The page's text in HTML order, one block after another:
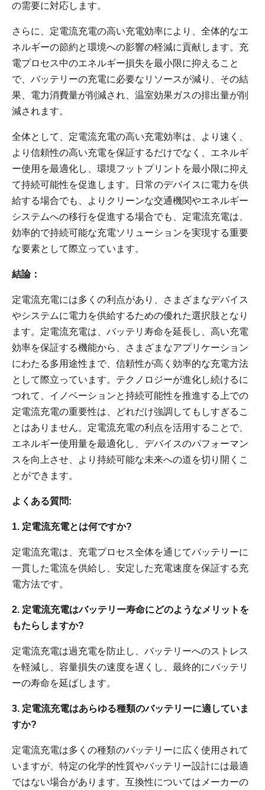
の需要に対応します。
さらに、定電流充電の高い充電効率により、全体的なエ
ネルギーの節約と環境への影響の軽減に貢献します。充
電プロセス中のエネルギー損失を最小限に抑えること
で、バッテリーの充電に必要なリソースが減り、その結
果、電力消費量が削減され、温室効果ガスの排出量が削
減されます。
全体として、定電流充電の高い充電効率は、より速く、
より信頼性の高い充電を保証するだけでなく、エネルギ
ー使用を最適化し、環境フットプリントを最小限に抑え
て持続可能性を促進します。日常のデバイスに電力を供
給する場合でも、よりクリーンな交通機関やエネルギー
システムへの移行を促進する場合でも、定電流充電は、
効率的で持続可能な充電ソリューションを実現する重要
な要素として際立っています。
結論：
定電流充電には多くの利点があり、さまざまなデバイス
やシステムに電力を供給するための優れた選択肢となり
ます。定電流充電は、バッテリ寿命を延長し、高い充電
効率を保証する機能から、さまざまなアプリケーション
にわたる多用途性まで、信頼性が高く効率的な充電方法
として際立っています。テクノロジーが進化し続けるに
つれて、イノベーションと持続可能性を推進する上での
定電流充電の重要性は、どれだけ強調してもしすぎるこ
とはありません。定電流充電の利点を活用することで、
エネルギー使用量を最適化し、デバイスのパフォーマン
スを向上させ、より持続可能な未来への道を切り開くこ
とができます。
よくある質問:
1. 定電流充電とは何ですか?
定電流充電は、充電プロセス全体を通じてバッテリーに
一貫した電流を供給し、安定した充電速度を保証する充
電方法です。
2. 定電流充電はバッテリー寿命にどのようなメリットを
もたらしますか?
定電流充電は過充電を防止し、バッテリーへのストレス
を軽減し、容量損失の速度を遅くし、最終的にバッテリ
ーの寿命を延ばします。
3. 定電流充電はあらゆる種類のバッテリーに適していま
すか?
定電流充電は多くの種類のバッテリーに広く使用されて
いますが、特定の化学的性質やバッテリー設計には最適
ではない場合があります。互換性についてはメーカーの